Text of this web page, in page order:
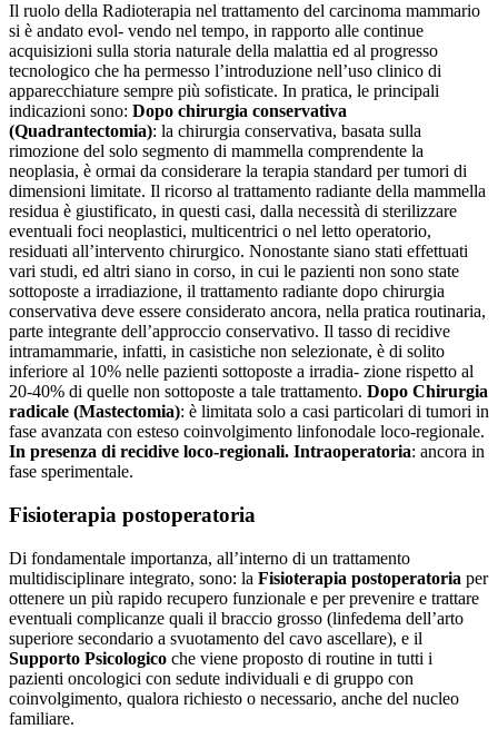
Il ruolo della Radioterapia nel trattamento del carcinoma mammario
si è andato evol- vendo nel tempo, in rapporto alle continue
acquisizioni sulla storia naturale della malattia ed al progresso
tecnologico che ha permesso l’introduzione nell’uso clinico di
apparecchiature sempre più sofisticate. In pratica, le principali
indicazioni sono: Dopo chirurgia conservativa
(Quadrantectomia): la chirurgia conservativa, basata sulla
rimozione del solo segmento di mammella comprendente la
neoplasia, è ormai da considerare la terapia standard per tumori di
dimensioni limitate. Il ricorso al trattamento radiante della mammella
residua è giustificato, in questi casi, dalla necessità di sterilizzare
eventuali foci neoplastici, multicentrici o nel letto operatorio,
residuati all’intervento chirurgico. Nonostante siano stati effettuati
vari studi, ed altri siano in corso, in cui le pazienti non sono state
sottoposte a irradiazione, il trattamento radiante dopo chirurgia
conservativa deve essere considerato ancora, nella pratica routinaria,
parte integrante dell’approccio conservativo. Il tasso di recidive
intramammarie, infatti, in casistiche non selezionate, è di solito
inferiore al 10% nelle pazienti sottoposte a irradia- zione rispetto al
20-40% di quelle non sottoposte a tale trattamento. Dopo Chirurgia
radicale (Mastectomia): è limitata solo a casi particolari di tumori in
fase avanzata con esteso coinvolgimento linfonodale loco-regionale.
In presenza di recidive loco-regionali. Intraoperatoria: ancora in
fase sperimentale.
Fisioterapia postoperatoria
Di fondamentale importanza, all’interno di un trattamento
multidisciplinare integrato, sono: la Fisioterapia postoperatoria per
ottenere un più rapido recupero funzionale e per prevenire e trattare
eventuali complicanze quali il braccio grosso (linfedema dell’arto
superiore secondario a svuotamento del cavo ascellare), e il
Supporto Psicologico che viene proposto di routine in tutti i
pazienti oncologici con sedute individuali e di gruppo con
coinvolgimento, qualora richiesto o necessario, anche del nucleo
familiare.